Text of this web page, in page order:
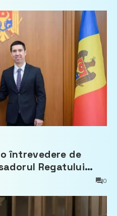
întrevedere de
Regatului
0